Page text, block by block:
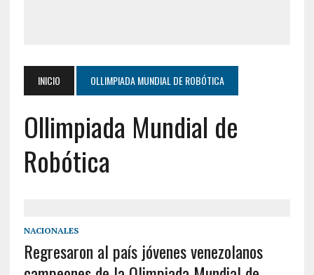
INICIO OLLIMPIADA MUNDIAL DE ROBÓTICA
Ollimpiada Mundial de
Robótica
NACIONALES
Regresaron al país jóvenes venezolanos